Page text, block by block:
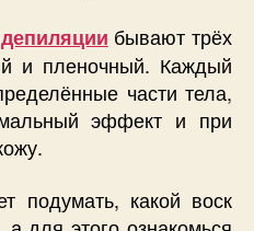
бывают трёх
и пленочный. Каждый
части тела,
эффект и при
подумать, какой воск